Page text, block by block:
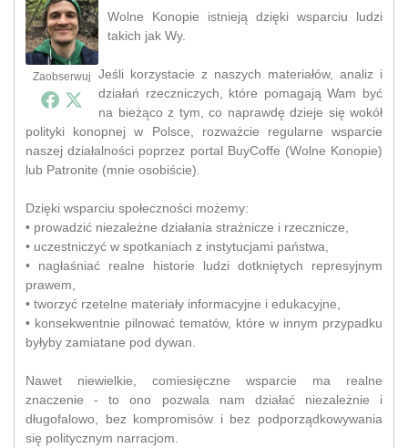
Zaobserwuj
Wolne Konopie istnieją dzięki wsparciu ludzi
takich jak Wy.
Jeśli korzystacie z naszych materiałów, analiz i
działań rzeczniczych, które pomagają Wam być
na bieżąco z tym, co naprawdę dzieje się wokół
polityki konopnej w Polsce, rozważcie regularne wsparcie
naszej działalności poprzez portal BuyCoffe (Wolne Konopie)
lub Patronite (mnie osobiście).
Dzięki wsparciu społeczności możemy:
• prowadzić niezależne działania strażnicze i rzecznicze,
• uczestniczyć w spotkaniach z instytucjami państwa,
• nagłaśniać realne historie ludzi dotkniętych represyjnym
prawem,
• tworzyć rzetelne materiały informacyjne i edukacyjne,
• konsekwentnie pilnować tematów, które w innym przypadku
byłyby zamiatane pod dywan.
Nawet niewielkie, comiesięczne wsparcie ma realne
znaczenie - to ono pozwala nam działać niezależnie i
długofalowo, bez kompromisów i bez podporządkowywania
się politycznym narracjom.